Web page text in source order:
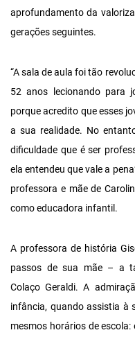
aprofundamento da
gerações seguintes.
“A sala de aula foi tão
52 anos lecionando para
porque acredito que esses
a sua realidade. No
dificuldade que é ser
ela entendeu que vale a
professora e mãe de
como educadora infantil.
A professora de história
passos de sua mãe – a
Colaço Geraldi. A
infância, quando assistia à
mesmos horários de